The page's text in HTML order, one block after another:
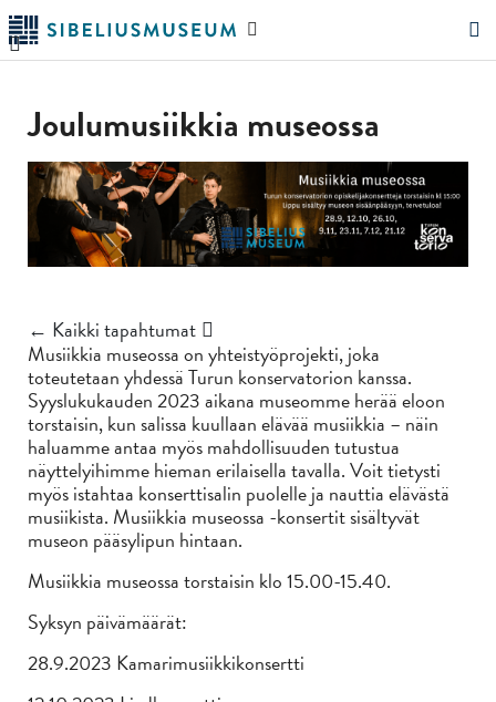
Siirry
pääsisältöön
Hae
Joulumusiikkia museossa
← Kaikki tapahtumat
Musiikkia museossa on yhteistyöprojekti, joka
toteutetaan yhdessä Turun konservatorion kanssa.
Syyslukukauden 2023 aikana museomme herää eloon
torstaisin, kun salissa kuullaan elävää musiikkia – näin
haluamme antaa myös mahdollisuuden tutustua
näyttelyihimme hieman erilaisella tavalla. Voit tietysti
myös istahtaa konserttisalin puolelle ja nauttia elävästä
musiikista. Musiikkia museossa -konsertit sisältyvät
museon pääsylipun hintaan.
Musiikkia museossa torstaisin klo 15.00-15.40.
Syksyn päivämäärät:
28.9.2023 Kamarimusiikkikonsertti